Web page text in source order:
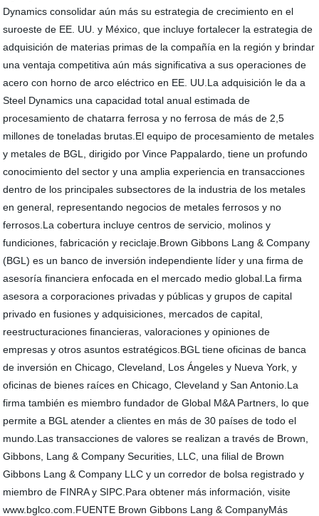
Dynamics consolidar aún más su estrategia de crecimiento en el
suroeste de EE. UU. y México, que incluye fortalecer la estrategia de
adquisición de materias primas de la compañía en la región y brindar
una ventaja competitiva aún más significativa a sus operaciones de
acero con horno de arco eléctrico en EE. UU.La adquisición le da a
Steel Dynamics una capacidad total anual estimada de
procesamiento de chatarra ferrosa y no ferrosa de más de 2,5
millones de toneladas brutas.El equipo de procesamiento de metales
y metales de BGL, dirigido por Vince Pappalardo, tiene un profundo
conocimiento del sector y una amplia experiencia en transacciones
dentro de los principales subsectores de la industria de los metales
en general, representando negocios de metales ferrosos y no
ferrosos.La cobertura incluye centros de servicio, molinos y
fundiciones, fabricación y reciclaje.Brown Gibbons Lang & Company
(BGL) es un banco de inversión independiente líder y una firma de
asesoría financiera enfocada en el mercado medio global.La firma
asesora a corporaciones privadas y públicas y grupos de capital
privado en fusiones y adquisiciones, mercados de capital,
reestructuraciones financieras, valoraciones y opiniones de
empresas y otros asuntos estratégicos.BGL tiene oficinas de banca
de inversión en Chicago, Cleveland, Los Ángeles y Nueva York, y
oficinas de bienes raíces en Chicago, Cleveland y San Antonio.La
firma también es miembro fundador de Global M&A Partners, lo que
permite a BGL atender a clientes en más de 30 países de todo el
mundo.Las transacciones de valores se realizan a través de Brown,
Gibbons, Lang & Company Securities, LLC, una filial de Brown
Gibbons Lang & Company LLC y un corredor de bolsa registrado y
miembro de FINRA y SIPC.Para obtener más información, visite
www.bglco.com.FUENTE Brown Gibbons Lang & CompanyMás